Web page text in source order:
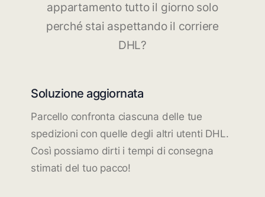
appartamento tutto il giorno solo
perché stai aspettando il corriere
DHL?
Soluzione aggiornata
Parcello confronta ciascuna delle tue
spedizioni con quelle degli altri utenti DHL.
Così possiamo dirti i tempi di consegna
stimati del tuo pacco!